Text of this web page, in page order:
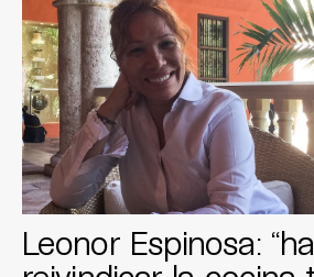
Leonor Espinosa: